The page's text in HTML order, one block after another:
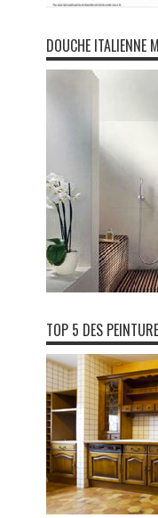
DOUCHE ITALIENNE
TOP 5 DES